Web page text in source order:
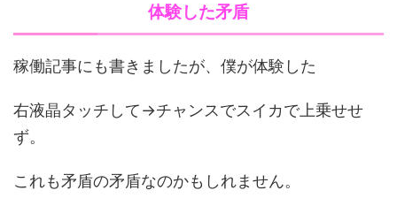
体験した矛盾
稼働記事にも書きましたが、僕が体験した
右液晶タッチして→チャンスでスイカで上乗せせ
ず。
これも矛盾の矛盾なのかもしれません。